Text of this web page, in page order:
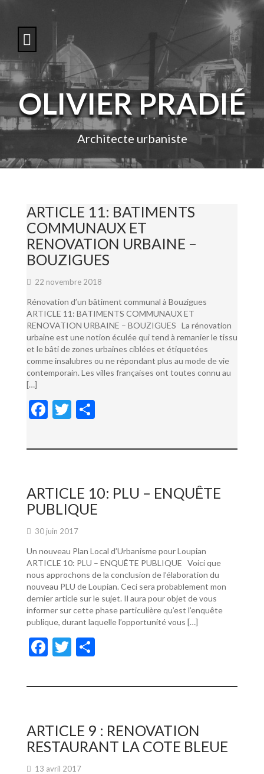
o
c
n
e
OLIVIER PRADIÉ
Architecte urbaniste
ARTICLE 11: BATIMENTS
COMMUNAUX ET
RENOVATION URBAINE –
BOUZIGUES
22 novembre 2018
Rénovation d’un bâtiment communal à Bouzigues
ARTICLE 11: BATIMENTS COMMUNAUX ET
RENOVATION URBAINE – BOUZIGUES La rénovation
urbaine est une notion éculée qui tend à remanier le tissu
et le bâti de zones urbaines ciblées et étiquetées
comme insalubres ou ne répondant plus au mode de vie
contemporain. Les villes françaises ont toutes connu au
[…]
F
e
o
o
k
T
itt ta
er
ARTICLE 10: PLU – ENQUÊTE
PUBLIQUE
30 juin 2017
Un nouveau Plan Local d’Urbanisme pour Loupian
ARTICLE 10: PLU – ENQUÊTE PUBLIQUE Voici que
nous approchons de la conclusion de l’élaboration du
nouveau PLU de Loupian. Ceci sera probablement mon
dernier article sur le sujet. Il aura pour objet de vous
informer sur cette phase particulière qu’est l’enquête
publique, durant laquelle l’opportunité vous […]
F
e
o
o
k
T
itt ta
er
ARTICLE 9 : RENOVATION
RESTAURANT LA COTE BLEUE
13 avril 2017